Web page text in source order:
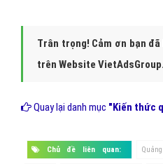
Trân trọng! Cảm ơn bạn
trên Website
Quay lại danh mục "Kiến thức
Chủ đề liên quan: